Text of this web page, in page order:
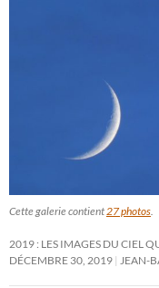
Cette galerie contient27 photos.
2019 : LES IMAGES DU CIEL
DÉCEMBRE 30, 2019 JEAN-